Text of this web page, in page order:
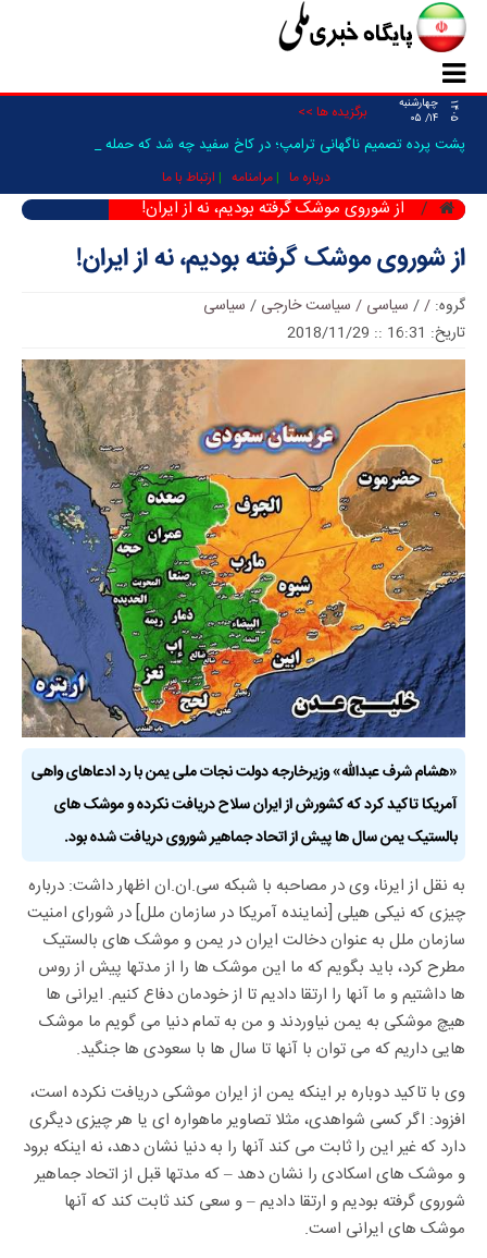
۱۴۰۵
چهارشنبه
۱۴/ ۰۵
برگزیده ها >>
پشت پرده تصمیم ناگهانی ترامپ؛ در کاخ سفید چه شد که حمله به ای_
درباره ما مرامنامه ارتباط با ما
از شوروی موشک گرفته بودیم، نه از ایران!
از شوروی موشک گرفته بودیم، نه از ایران!
گروه: /
/ سیاسی / سیاست خارجی / سیاسی
تاریخ: 16:31 :: 2018/11/29
«هشام شرف عبدالله» وزیرخارجه دولت نجات ملی یمن با رد ادعاهای واهی
آمریکا تاکید کرد که کشورش از ایران سلاح دریافت نکرده و موشک های
بالستیک یمن سال ها پیش از اتحاد جماهیر شوروی دریافت شده بود.
به نقل از ایرنا، وی در مصاحبه با شبکه سی.ان.ان اظهار داشت: درباره
چیزی که نیکی هیلی [نماینده آمریکا در سازمان ملل] در شورای امنیت
سازمان ملل به عنوان دخالت ایران در یمن و موشک های بالستیک
مطرح کرد، باید بگویم که ما این موشک ها را از مدتها پیش از روس
ها داشتیم و ما آنها را ارتقا دادیم تا از خودمان دفاع کنیم. ایرانی ها
هیچ موشکی به یمن نیاوردند و من به تمام دنیا می گویم ما موشک
هایی داریم که می توان با آنها تا سال ها با سعودی ها جنگید.
وی با تاکید دوباره بر اینکه یمن از ایران موشکی دریافت نکرده است،
افزود: اگر کسی شواهدی، مثلا تصاویر ماهواره ای یا هر چیزی دیگری
دارد که غیر این را ثابت می کند آنها را به دنیا نشان دهد، نه اینکه برود
و موشک های اسکادی را نشان دهد – که مدتها قبل از اتحاد جماهیر
شوروی گرفته بودیم و ارتقا دادیم – و سعی کند ثابت کند که آنها
موشک های ایرانی است.